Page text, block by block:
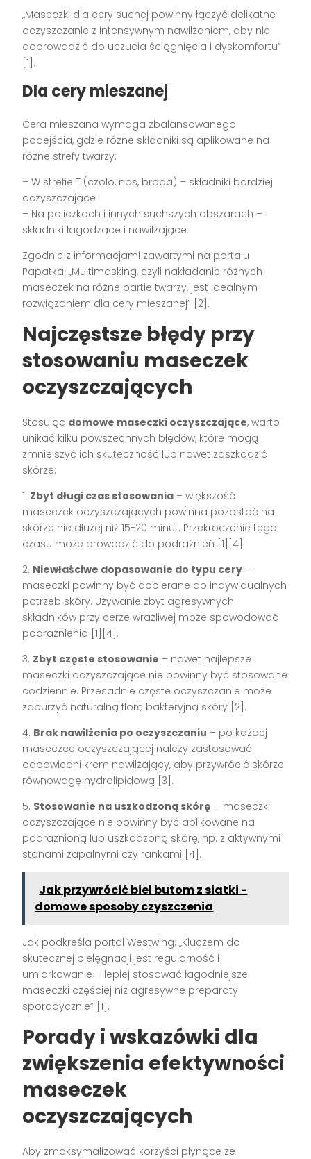
„Maseczki dla cery suchej powinny łączyć delikatne
oczyszczanie z intensywnym nawilżaniem, aby nie
doprowadzić do uczucia ściągnięcia i dyskomfortu”
[1].
Dla cery mieszanej
Cera mieszana wymaga zbalansowanego
podejścia, gdzie różne składniki są aplikowane na
różne strefy twarzy:
– W strefie T (czoło, nos, broda) – składniki bardziej
oczyszczające
– Na policzkach i innych suchszych obszarach –
składniki łagodzące i nawilżające
Zgodnie z informacjami zawartymi na portalu
Papatka: „Multimasking, czyli nakładanie różnych
maseczek na różne partie twarzy, jest idealnym
rozwiązaniem dla cery mieszanej” [2].
Najczęstsze błędy przy
stosowaniu maseczek
oczyszczających
Stosując domowe maseczki oczyszczające, warto
unikać kilku powszechnych błędów, które mogą
zmniejszyć ich skuteczność lub nawet zaszkodzić
skórze:
1. Zbyt długi czas stosowania – większość
maseczek oczyszczających powinna pozostać na
skórze nie dłużej niż 15-20 minut. Przekroczenie tego
czasu może prowadzić do podrażnień [1][4].
2. Niewłaściwe dopasowanie do typu cery –
maseczki powinny być dobierane do indywidualnych
potrzeb skóry. Używanie zbyt agresywnych
składników przy cerze wrażliwej może spowodować
podrażnienia [1][4].
3. Zbyt częste stosowanie – nawet najlepsze
maseczki oczyszczające nie powinny być stosowane
codziennie. Przesadnie częste oczyszczanie może
zaburzyć naturalną florę bakteryjną skóry [2].
4. Brak nawilżenia po oczyszczaniu – po każdej
maseczce oczyszczającej należy zastosować
odpowiedni krem nawilżający, aby przywrócić skórze
równowagę hydrolipidową [3].
5. Stosowanie na uszkodzoną skórę – maseczki
oczyszczające nie powinny być aplikowane na
podrażnioną lub uszkodzoną skórę, np. z aktywnymi
stanami zapalnymi czy rankami [4].
Jak przywrócić biel butom z siatki -
domowe sposoby czyszczenia
Jak podkreśla portal Westwing: „Kluczem do
skutecznej pielęgnacji jest regularność i
umiarkowanie – lepiej stosować łagodniejsze
maseczki częściej niż agresywne preparaty
sporadycznie” [1].
Porady i wskazówki dla
zwiększenia efektywności
maseczek
oczyszczających
Aby zmaksymalizować korzyści płynące ze